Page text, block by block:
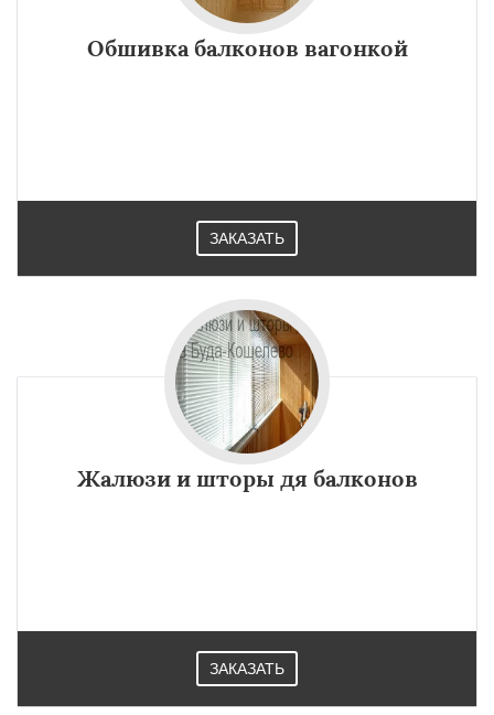
Обшивка балконов вагонкой
ЗАКАЗАТЬ
Жалюзи и шторы дя балконов
ЗАКАЗАТЬ